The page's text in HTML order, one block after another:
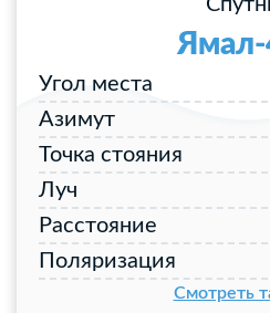
Ямал-
Угол места
Азимут
Точка стояния
Луч
Расстояние
Поляризация
Смотреть